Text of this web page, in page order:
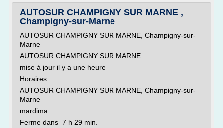
AUTOSUR CHAMPIGNY SUR MARNE ,
Champigny-sur-Marne
AUTOSUR CHAMPIGNY SUR MARNE, Champigny-sur-
Marne
AUTOSUR CHAMPIGNY SUR MARNE
mise à jour il y a une heure
Horaires
AUTOSUR CHAMPIGNY SUR MARNE, Champigny-sur-
Marne
mardima
Ferme dans 7 h 29 min.